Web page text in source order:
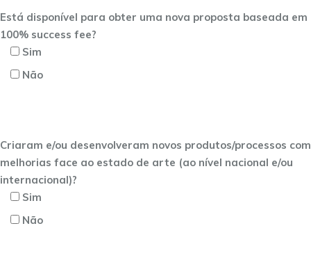
Está disponível para obter uma nova proposta baseada em
100% success fee?
Sim
Não
Criaram e/ou desenvolveram novos produtos/processos com
melhorias face ao estado de arte (ao nível nacional e/ou
internacional)?
Sim
Não